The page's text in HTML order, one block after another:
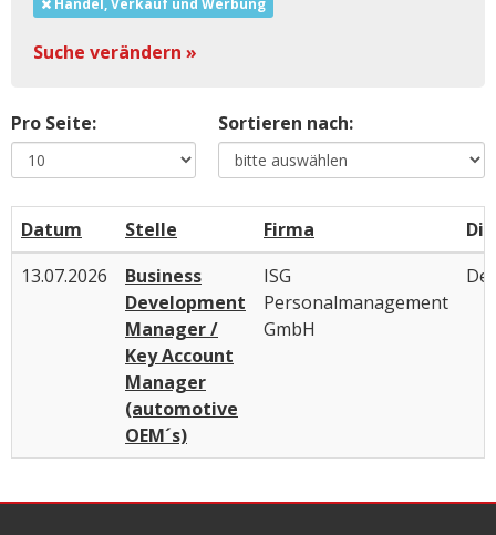
Suche verändern »
Pro Seite: Sortieren nach:
Datum Stelle Firma
13.07.2026
Business
Development
Manager /
Key Account
Manager
(automotive
OEM´s)
ISG
Personalmanagement
GmbH